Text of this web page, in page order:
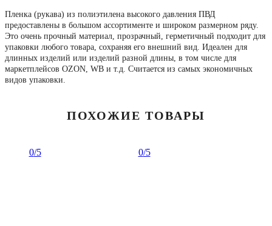
Пленка (рукава) из полиэтилена высокого давления ПВД
предоставлены в большом ассортименте и широком размерном ряду.
Это очень прочный материал, прозрачный, герметичный подходит для
упаковки любого товара, сохраняя его внешний вид. Идеален для
длинных изделий или изделий разной длины, в том числе для
маркетплейсов OZON, WB и т.д. Считается из самых экономичных
видов упаковки.
ПОХОЖИЕ ТОВАРЫ
0/5 0/5